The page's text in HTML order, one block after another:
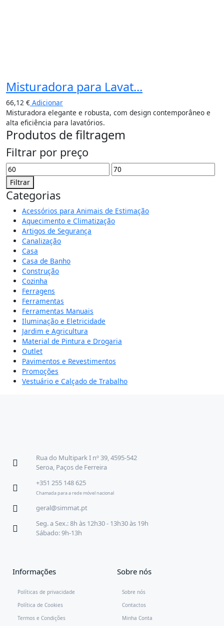
Misturadora para Lavat...
66,12 € Adicionar
Misturadora elegante e robusta, com design contemporâneo e
alta eficiência para lavatórios.
Produtos de filtragem
Filtrar por preço
Filtrar
Categorias
Acessórios para Animais de Estimação
Aquecimento e Climatização
Artigos de Segurança
Canalização
Casa
Casa de Banho
Construção
Cozinha
Ferragens
Ferramentas
Ferramentas Manuais
Iluminação e Eletricidade
Jardim e Agricultura
Material de Pintura e Drogaria
Outlet
Pavimentos e Revestimentos
Promoções
Vestuário e Calçado de Trabalho
Rua do Multipark I nº 39, 4595-542
Seroa, Paços de Ferreira
+351 255 148 625
Chamada para a rede móvel nacional
geral@simmat.pt
Seg. a Sex.: 8h às 12h30 - 13h30 às 19h
Sábado: 9h-13h
Informações
Políticas de privacidade
Política de Cookies
Termos e Condições
Sobre nós
Sobre nós
Contactos
Minha Conta